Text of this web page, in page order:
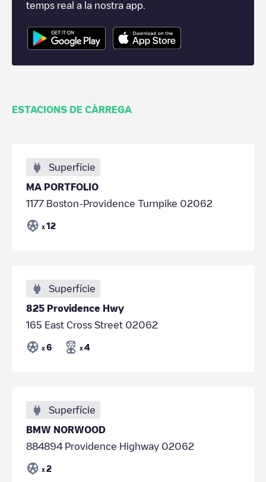
temps real a la nostra app.
ESTACIONS DE CÀRREGA
Superfície
MA PORTFOLIO
1177 Boston-Providence Turnpike 02062
x 12
Superfície
825 Providence Hwy
165 East Cross Street 02062
x 6 x 4
Superfície
BMW NORWOOD
884894 Providence Highway 02062
x 2